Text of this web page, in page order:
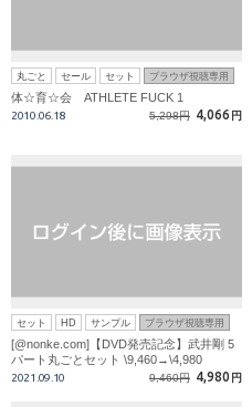
丸ごと セール セット ブラウザ視聴専用
体☆育☆会 ATHLETE FUCK 1
2010.06.18 5,298円 4,066 円
セット HD サンプル ブラウザ視聴専用
[@nonke.com]【DVD発売記念】武井剛 5
パート丸ごとセット \9,460→\4,980
2021.09.10 9,460円 4,980 円